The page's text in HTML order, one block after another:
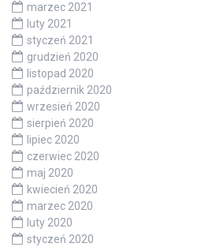
marzec 2021
luty 2021
styczeń 2021
grudzień 2020
listopad 2020
październik 2020
wrzesień 2020
sierpień 2020
lipiec 2020
czerwiec 2020
maj 2020
kwiecień 2020
marzec 2020
luty 2020
styczeń 2020